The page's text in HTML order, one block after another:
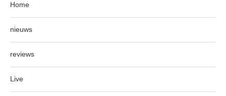
Home
nieuws
reviews
Live